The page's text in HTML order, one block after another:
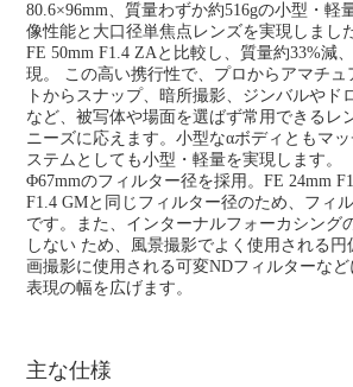
80.6×96mm、質量わずか約516gの小型・軽
像性能と大口径単焦点レンズを実現しまし
FE 50mm F1.4 ZAと比較し、質量約33%減
現。 この高い携行性で、プロからアマチュ
トからスナップ、暗所撮影、ジンバルやド
など、被写体や場面を選ばず常用できるレ
ニーズに応えます。小型なαボディともマ
ステムとしても小型・軽量を実現します。
Φ67mmのフィルター径を採用。FE 24mm
F1.4 GMと同じフィルター径のため、フィ
です。また、インターナルフォーカシング
しない ため、風景撮影でよく使用される
画撮影に使用される可変NDフィルターな
表現の幅を広げます。
主な仕様